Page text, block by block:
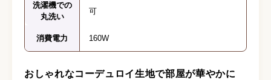
洗濯機での
丸洗い
可
消費電力 160W
おしゃれなコーデュロイ生地で部屋が華やかに